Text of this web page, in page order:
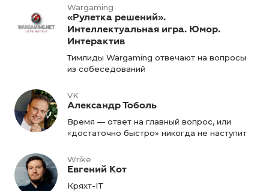
Wargaming
«Рулетка решений».
Интеллектуальная игра. Юмор.
Интерактив
Тимлиды Wargaming отвечают на вопросы
из собеседований
VK
Александр Тоболь
Время — ответ на главный вопрос, или
«достаточно быстро» никогда не наступит
Wrike
Евгений Кот
Кряхт-IT